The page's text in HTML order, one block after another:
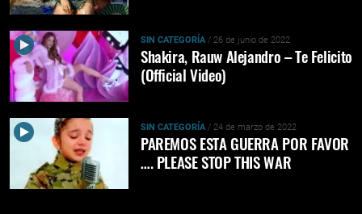
SIN CATEGORÍA/ 26 de junio de 2022
Shakira, Rauw Alejandro – Te Felicito
(Official Video)
SIN CATEGORÍA/ 24 de marzo de 2022
PAREMOS ESTA GUERRA POR FAVOR
…. PLEASE STOP THIS WAR